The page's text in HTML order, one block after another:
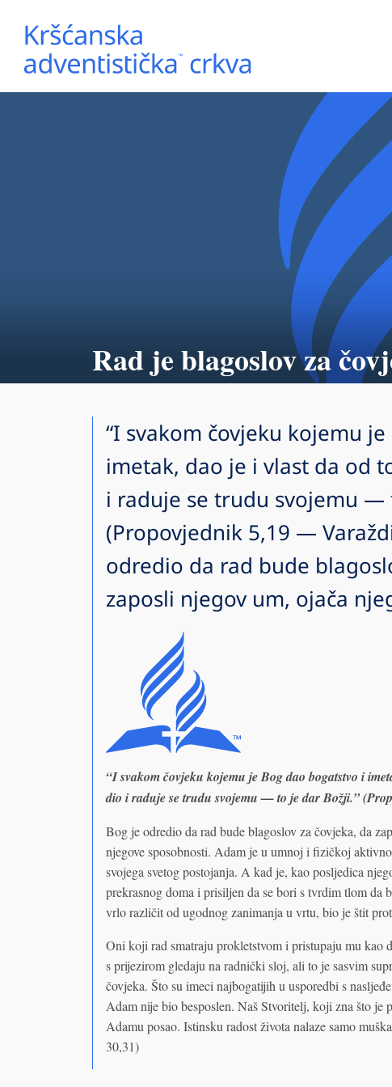
Rad je blagoslov za
“I svakom čovjeku kojemu
imetak, dao je i vlast da od
i raduje se trudu svojemu —
(Propovjednik 5,19 —
odredio da rad bude
zaposli njegov um, ojača
“I svakom čovjeku kojemu je Bog dao bogatstvo i
dio i raduje se trudu svojemu — to je dar Božji.”
Bog je odredio da rad bude blagoslov za čovjeka, da
njegove sposobnosti. Adam je u umnoj i fizičkoj
svojega svetog postojanja. A kad je, kao posljedica
prekrasnog doma i prisiljen da se bori s tvrdim tlom da
vrlo različit od ugodnog zanimanja u vrtu, bio je štit
Oni koji rad smatraju prokletstvom i pristupaju mu kao
s prijezirom gledaju na radnički sloj, ali to je sasvim
čovjeka. Što su imeci najbogatijih u usporedbi s
Adam nije bio besposlen. Naš Stvoritelj, koji zna što je
Adamu posao. Istinsku radost života nalaze samo
30,31)